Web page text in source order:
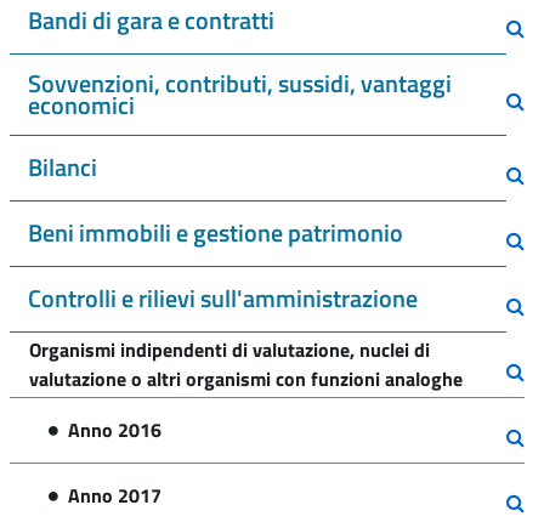
Bandi di gara e contratti
Sovvenzioni, contributi, sussidi, vantaggi
economici
Bilanci
Beni immobili e gestione patrimonio
Controlli e rilievi sull'amministrazione
Organismi indipendenti di valutazione, nuclei di
valutazione o altri organismi con funzioni analoghe
Anno 2016
Anno 2017